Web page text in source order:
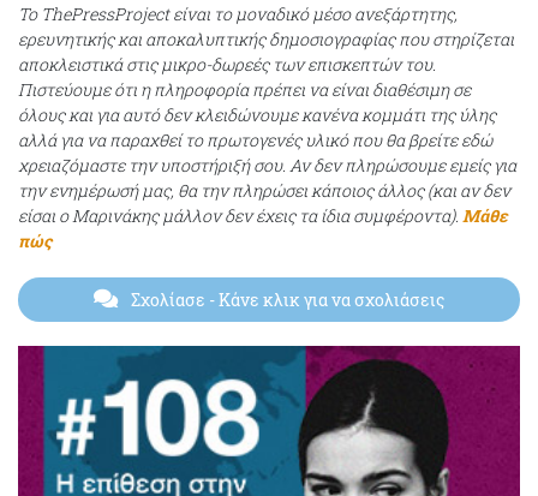
Το ThePressProject είναι το μοναδικό μέσο ανεξάρτητης,
ερευνητικής και αποκαλυπτικής δημοσιογραφίας που στηρίζεται
αποκλειστικά στις μικρο-δωρεές των επισκεπτών του.
Πιστεύουμε ότι η πληροφορία πρέπει να είναι διαθέσιμη σε
όλους και για αυτό δεν κλειδώνουμε κανένα κομμάτι της ύλης
αλλά για να παραχθεί το πρωτογενές υλικό που θα βρείτε εδώ
χρειαζόμαστε την υποστήριξή σου. Αν δεν πληρώσουμε εμείς για
την ενημέρωσή μας, θα την πληρώσει κάποιος άλλος (και αν δεν
είσαι ο Μαρινάκης μάλλον δεν έχεις τα ίδια συμφέροντα). Μάθε
πώς
Σχολίασε - Κάνε κλικ για να σχολιάσεις